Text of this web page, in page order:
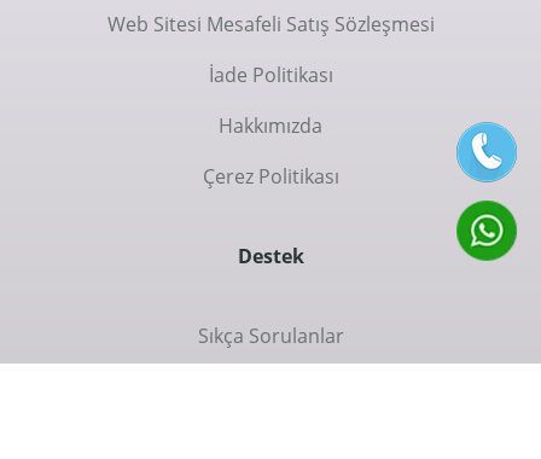
Web Sitesi Mesafeli Satış Sözleşmesi
İade Politikası
Hakkımızda
Çerez Politikası
Destek
Sıkça Sorulanlar